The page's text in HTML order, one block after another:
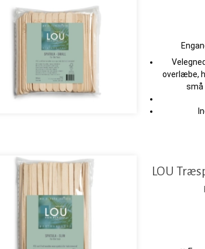
overlæbe,
små
LOU